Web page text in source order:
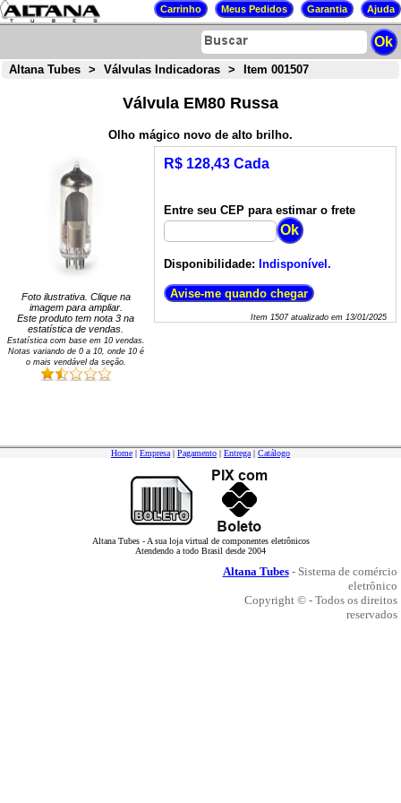
Altana Tubes > Válvulas Indicadoras > Item 001507
Válvula EM80 Russa
Olho mágico novo de alto brilho.
Foto ilustrativa. Clique na
imagem para ampliar.
Este produto tem nota 3 na
estatística de vendas.
Estatística com base em 10vendas.
Notas variando de 0a 10, onde 10 é
o mais vendável da seção.
R$ 128,43 Cada
Entre seu CEP para estimar o frete
Disponibilidade: Indisponível.
Item 1507atualizado em 13/01/2025
Home | Empresa | Pagamento | Entrega | Catálogo
Altana Tubes - A sua loja virtual de componentes eletrônicos
Atendendo a todo Brasil desde 2004
Altana Tubes- Sistema de comércio
eletrônico
Copyright © - Todos os direitos
reservados